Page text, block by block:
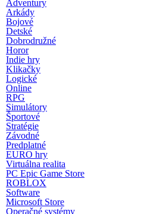
Adventury
Arkády
Bojové
Detské
Dobrodružné
Horor
Indie hry
Klikačky
Logické
Online
RPG
Simulátory
Športové
Stratégie
Závodné
Predplatné
EURO hry
Virtuálna realita
PC Epic Game Store
ROBLOX
Software
Microsoft Store
Operačné systémy